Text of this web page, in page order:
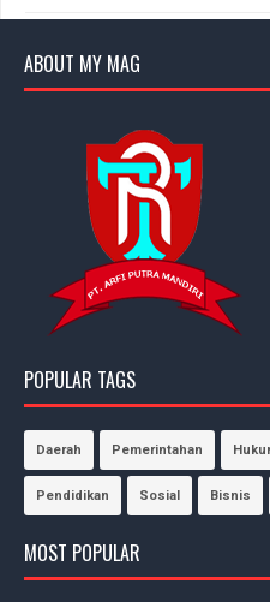
ABOUT MY MAG
POPULAR TAGS
Daerah Pemerintahan
Pendidikan Sosial Bisnis
MOST POPULAR